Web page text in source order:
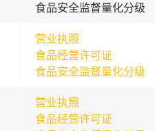
食品安全监督量化分级
营业执照
食品经营许可证
食品安全监督量化分级
营业执照
食品经营许可证